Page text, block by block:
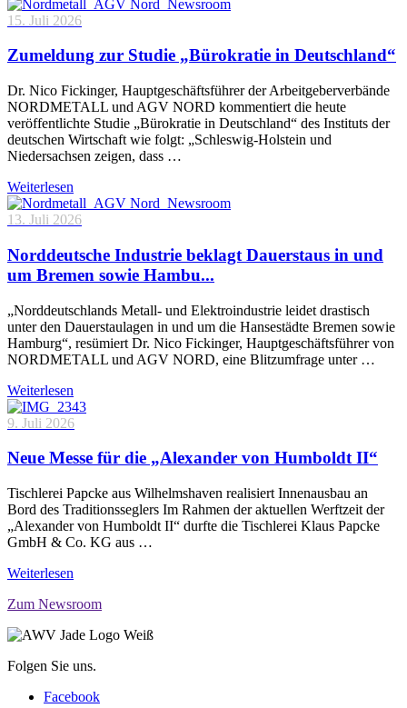
15. Juli 2026
Zumeldung zur Studie „Bürokratie in Deutschland“
Dr. Nico Fickinger, Hauptgeschäftsführer der Arbeitgeberverbände
NORDMETALL und AGV NORD kommentiert die heute
veröffentlichte Studie „Bürokratie in Deutschland“ des Instituts der
deutschen Wirtschaft wie folgt: „Schleswig-Holstein und
Niedersachsen zeigen, dass …
Weiterlesen
13. Juli 2026
Norddeutsche Industrie beklagt Dauerstaus in und
um Bremen sowie Hambu...
„Norddeutschlands Metall- und Elektroindustrie leidet drastisch
unter den Dauerstaulagen in und um die Hansestädte Bremen sowie
Hamburg“, resümiert Dr. Nico Fickinger, Hauptgeschäftsführer von
NORDMETALL und AGV NORD, eine Blitzumfrage unter …
Weiterlesen
9. Juli 2026
Neue Messe für die „Alexander von Humboldt II“
Tischlerei Papcke aus Wilhelmshaven realisiert Innenausbau an
Bord des Traditionsseglers Im Rahmen der aktuellen Werftzeit der
„Alexander von Humboldt II“ durfte die Tischlerei Klaus Papcke
GmbH & Co. KG aus …
Weiterlesen
Zum Newsroom
Folgen Sie uns.
Facebook